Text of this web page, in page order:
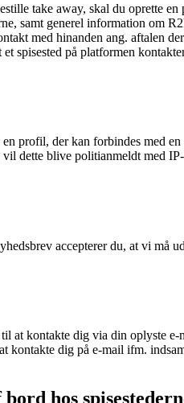
take away, skal du oprette
samt generel information om
med hinanden ang. aftalen
spisested på platformen
profil, der kan forbindes med
dette blive politianmeldt med
accepterer du, at vi må
at kontakte dig via din oplyste
kontakte dig på e-mail ifm.
hos